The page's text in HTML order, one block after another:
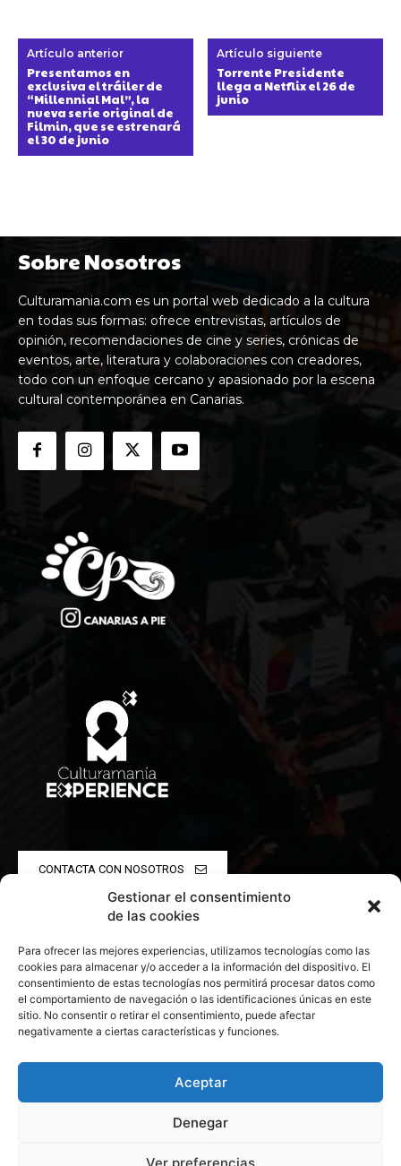
Gestionar el consentimiento
de las cookies
Para ofrecer las mejores experiencias, utilizamos tecnologías como las
cookies para almacenar y/o acceder a la información del dispositivo. El
consentimiento de estas tecnologías nos permitirá procesar datos como
el comportamiento de navegación o las identificaciones únicas en este
sitio. No consentir o retirar el consentimiento, puede afectar
negativamente a ciertas características y funciones.
Aceptar
Denegar
Ver preferencias
Artículo anterior
Presentamos en
exclusiva el tráiler de
“Millennial Mal”, la
nueva serie original de
Filmin, que se estrenará
el 30 de junio
Artículo siguiente
Torrente Presidente
llega a Netflix el 26 de
junio
Sobre Nosotros
Culturamania.com es un portal web dedicado a la cultura
en todas sus formas: ofrece entrevistas, artículos de
opinión, recomendaciones de cine y series, crónicas de
eventos, arte, literatura y colaboraciones con creadores,
todo con un enfoque cercano y apasionado por la escena
cultural contemporánea en Canarias.
CONTACTA CON NOSOTROS
POLÍTICA DE PRIVACIDAD
POLÍTICA DE COOKIES
© 2026 Todos los derechos reservados. Culturamanía